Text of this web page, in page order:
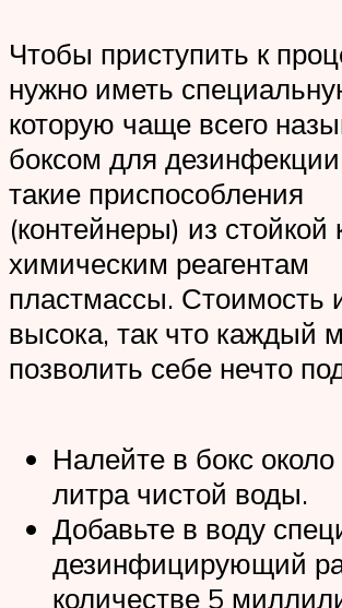
Чтобы приступить к
нужно иметь
которую чаще всего
боксом для
такие приспособления
(контейнеры) из стойкой
химическим реагентам
пластмассы. Стоимость
высока, так что каждый
позволить себе нечто
Налейте в бокс
литра чистой воды.
Добавьте в воду
дезинфицирующий
количестве 5